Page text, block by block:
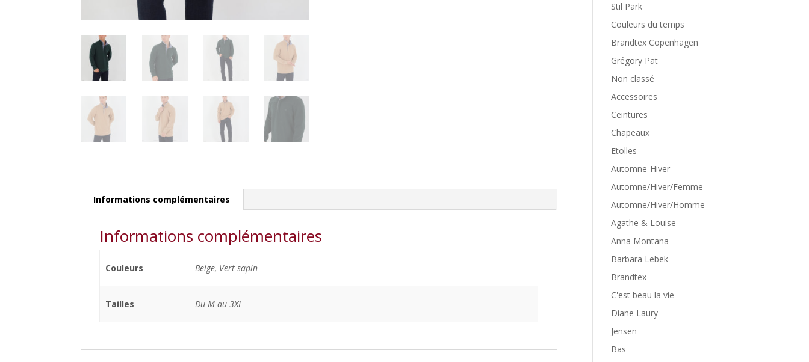
Informations complémentaires
Informations complémentaires
Couleurs Beige, Vert sapin
Tailles Du M au 3XL
Stil Park
Couleurs du temps
Brandtex Copenhagen
Grégory Pat
Non classé
Accessoires
Ceintures
Chapeaux
Etolles
Automne-Hiver
Automne/Hiver/Femme
Automne/Hiver/Homme
Agathe & Louise
Anna Montana
Barbara Lebek
Brandtex
C'est beau la vie
Diane Laury
Jensen
Bas